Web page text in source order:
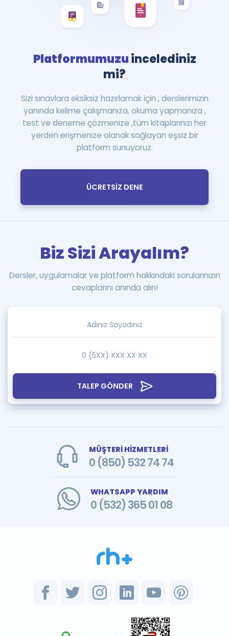
Platformumuzuincelediniz
mi?
Sizi sınavlara eksiksiz hazırlamak için , derslerimizin
yanında kelime çalışmanıza, okuma yapmanıza ,
test ve deneme çözmenize ,tüm kitaplarınızı her
yerden erişmenize olanak sağlayan eşsiz bir
platform sunuyoruz.
ÜCRETSİZ DENE
TALEP GÖNDER
Biz Sizi Arayalım?
Dersler, uygulamalar ve platform hakkındaki sorularınızın
cevaplarını anında alın!
MÜŞTERİ HİZMETLERİ
0 (850) 532 74 74
WHATSAPP YARDIM
0 (532) 365 01 08